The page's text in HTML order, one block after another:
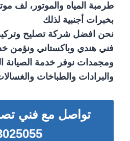
طرمبة المياه والموتور، لف
بخبرات أجنبية لذلك
نحن افضل شركة تصليح
فني هندي وباكستاني ونؤمن
ومجمدات نوفر خدمة الصيانة
والبرادات والطباخات
تواصل مع فني